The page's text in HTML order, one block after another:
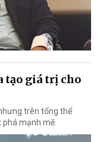
tạo giá trị cho
trên tổng thể
mạnh mẽ.